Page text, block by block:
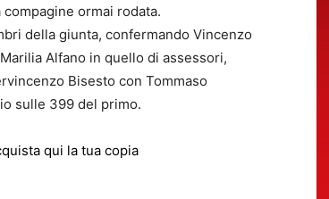
ormai rodata.
della giunta, confermando Vincenzo
Alfano in quello di assessori,
Bisesto con Tommaso
sulle 399 del primo.
qui la tua copia